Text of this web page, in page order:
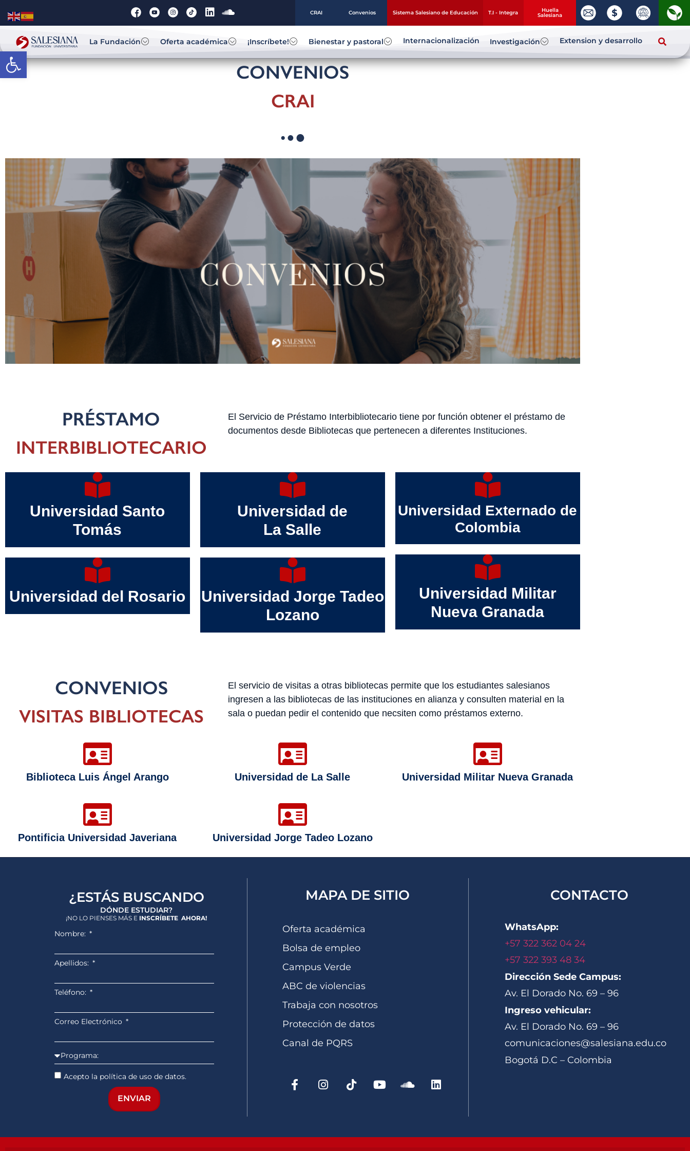
Abrir barra de herramientas
CRAI Convenios Sistema Salesiano de Educación T.I - Integra Huella
Salesiana
La Fundación Oferta académica ¡Inscríbete! Bienestar y pastoral Internacionalización Investigación Extension y desarrollo
CONVENIOS
CRAI
PRÉSTAMO
INTERBIBLIOTECARIO
El Servicio de Préstamo Interbibliotecario tiene por función obtener el préstamo de
documentos desde Bibliotecas que pertenecen a diferentes Instituciones.
Universidad Santo
Tomás
Universidad del Rosario
Universidad de
La Salle
Universidad Jorge Tadeo
Lozano
Universidad Externado de
Colombia
Universidad Militar
Nueva Granada
CONVENIOS
VISITAS BIBLIOTECAS
El servicio de visitas a otras bibliotecas permite que los estudiantes salesianos
ingresen a las bibliotecas de las instituciones en alianza y consulten material en la
sala o puedan pedir el contenido que necsiten como préstamos externo.
Biblioteca Luis Ángel Arango
Pontificia Universidad Javeriana
Universidad de La Salle
Universidad Jorge Tadeo Lozano
Universidad Militar Nueva Granada
¿ESTÁS BUSCANDO
DÓNDE ESTUDIAR?
¡NO LO PIENSES MÁS E INSCRÍBETE AHORA!
Nombre:
Apellidos:
Teléfono:
Correo Electrónico
Acepto la política de uso de datos.
ENVIAR
MAPA DE SITIO
Oferta académica
Bolsa de empleo
Campus Verde
ABC de violencias
Trabaja con nosotros
Protección de datos
Canal de PQRS
CONTACTO
WhatsApp:
+57 322 362 04 24
+57 322 393 48 34
Dirección Sede Campus:
Av. El Dorado No. 69 – 96
Ingreso vehicular:
Av. El Dorado No. 69 – 96
comunicaciones@salesiana.edu.co
Bogotá D.C – Colombia